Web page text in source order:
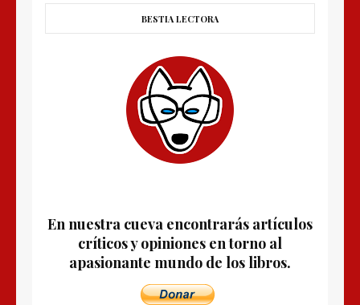
BESTIA LECTORA
En nuestra cueva encontrarás artículos
críticos y opiniones en torno al
apasionante mundo de los libros.